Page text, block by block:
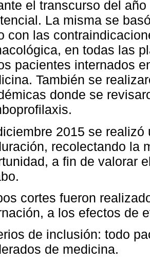
el transcurso del
La misma se
con las
en todas las
pacientes internados
También se
donde se
2015 se
recolectando la
a fin de valorar
cortes fueron
a los efectos de
de inclusión: todo
de medicina.